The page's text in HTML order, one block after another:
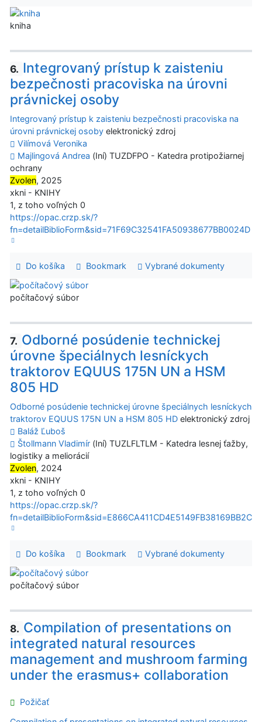
kniha
6. Integrovaný prístup k zaisteniu
bezpečnosti pracoviska na úrovni
právnickej osoby
Integrovaný prístup k zaisteniu bezpečnosti pracoviska na
úrovni právnickej osoby elektronický zdroj
Vilímová Veronika
Majlingová Andrea (Iní) TUZDFPO - Katedra protipožiarnej
ochrany
Zvolen, 2025
xkni - KNIHY
1, z toho voľných 0
https://opac.crzp.sk/?
fn=detailBiblioForm&sid=71F69C32541FA50938677BB0024D
Do košíka Bookmark Vybrané dokumenty
počítačový súbor
7. Odborné posúdenie technickej
úrovne špeciálnych lesníckych
traktorov EQUUS 175N UN a HSM
805 HD
Odborné posúdenie technickej úrovne špeciálnych lesníckych
traktorov EQUUS 175N UN a HSM 805 HD elektronický zdroj
Baláž Ľuboš
Štollmann Vladimír (Iní) TUZLFLTLM - Katedra lesnej ťažby,
logistiky a meliorácií
Zvolen, 2024
xkni - KNIHY
1, z toho voľných 0
https://opac.crzp.sk/?
fn=detailBiblioForm&sid=E866CA411CD4E5149FB38169BB2C
Do košíka Bookmark Vybrané dokumenty
počítačový súbor
8. Compilation of presentations on
integrated natural resources
management and mushroom farming
under the erasmus+ collaboration
Požičať